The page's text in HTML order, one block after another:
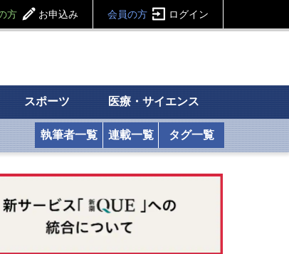
方 お申込み 会員の方 ログイン
スポーツ 医療・サイエンス
執筆者一覧 連載一覧 タグ一覧